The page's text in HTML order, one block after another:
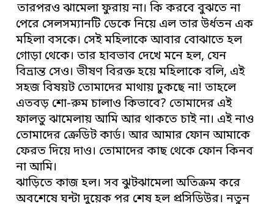
তারপরও ঝামেলা ফুরায় না। কি করবে বুঝতে না
পেরে সেলসম্যানটি ডেকে নিয়ে এল তার উর্ধতন এক
মহিলা বসকে। সেই মহিলাকে আবার বোঝাতে হল
গোড়া থেকে। তার হাবভাব দেখে মনে হল, যেন
বিভ্রান্ত সেও। ভীষণ বিরক্ত হয়ে মহিলাকে বলি, এই
সহজ বিষয়ট তোমাদের মাথায় ঢুকছে না! তাহলে
এতবড় শো-রুম চালাও কিভাবে? তোমাদের এই
ফালতু ঝামেলায় আমি আর থাকতে চাই না। এই নাও
তোমাদের ক্রেডিট কার্ড। আর আমার ফোন আমাকে
ফেরত দিয়ে দাও। তোমাদের কাছ থেকে ফোন কিনব
না আমি।
ঝাড়িতে কাজ হল। সব ঝুটঝামেলা অতিক্রম করে
অবশেষে ঘন্টা দুয়েক পর শেষ হল প্রসিডিউর। নতুন